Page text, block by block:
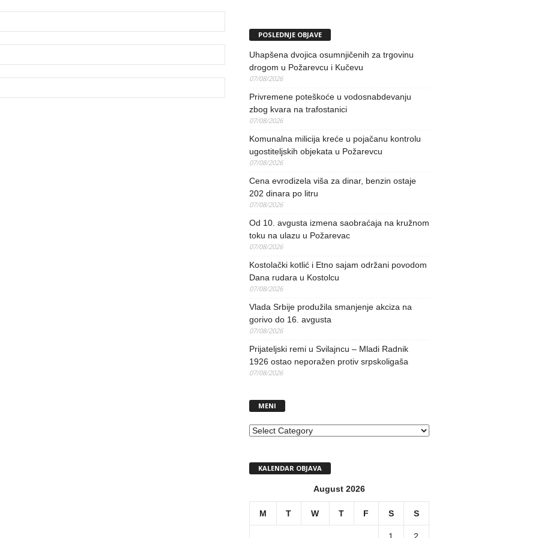
POSLEDNJE OBJAVE
Uhapšena dvojica osumnjičenih za trgovinu
drogom u Požarevcu i Kučevu
07/08/2026
Privremene poteškoće u vodosnabdevanju
zbog kvara na trafostanici
07/08/2026
Komunalna milicija kreće u pojačanu kontrolu
ugostiteljskih objekata u Požarevcu
07/08/2026
Cena evrodizela viša za dinar, benzin ostaje
202 dinara po litru
07/08/2026
Od 10. avgusta izmena saobraćaja na kružnom
toku na ulazu u Požarevac
07/08/2026
Kostolački kotlić i Etno sajam održani povodom
Dana rudara u Kostolcu
07/08/2026
Vlada Srbije produžila smanjenje akciza na
gorivo do 16. avgusta
07/08/2026
Prijateljski remi u Svilajncu – Mladi Radnik
1926 ostao neporažen protiv srpskoligaša
07/08/2026
MENI
MENI
KALENDAR OBJAVA
August 2026
M T W T F S S
1 2